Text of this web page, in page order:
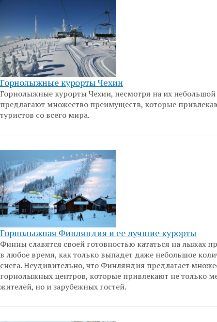
Горнолыжные курорты Чехии
Горнолыжные курорты Чехии, несмотря на их небольшой
предлагают множество преимуществ, которые
туристов со всего мира.
Горнолыжная Финляндия и ее лучшие курорты
Финны славятся своей готовностью кататься на лыжах
в любое время, как только выпадет даже небольшое
снега. Неудивительно, что Финляндия предлагает
горнолыжных центров, которые привлекают не только
жителей, но и зарубежных гостей.